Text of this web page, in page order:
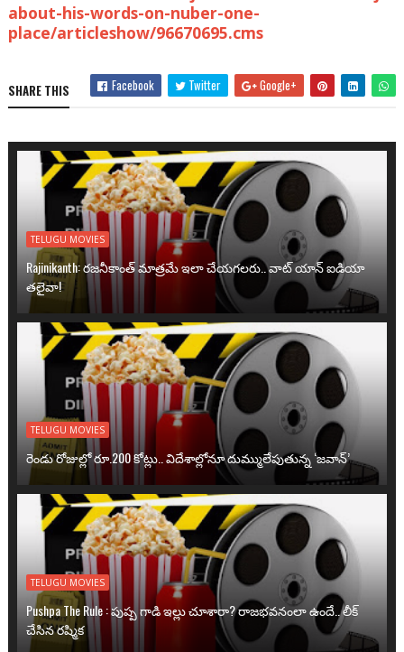
about-his-words-on-nuber-one-
place/articleshow/96670695.cms
SHARE THIS Facebook Twitter Google+
TELUGU MOVIES
Rajinikanth: రజనీకాంత్ మాత్రమే ఇలా చేయగలరు.. వాట్ యాన్ ఐడియా
తలైవా!
TELUGU MOVIES
రెండు రోజుల్లో రూ.200 కోట్లు.. విదేశాల్లోనూ దుమ్ములేపుతున్న ‘జవాన్’
TELUGU MOVIES
Pushpa The Rule : పుష్ప గాడి ఇల్లు చూశారా? రాజభవనంలా ఉందే.. లీక్
చేసిన రష్మిక